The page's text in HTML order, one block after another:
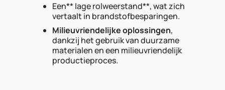
Een** lage rolweerstand**, wat zich
vertaalt in brandstofbesparingen.
Milieuvriendelijke oplossingen,
dankzij het gebruik van duurzame
materialen en een milieuvriendelijk
productieproces.